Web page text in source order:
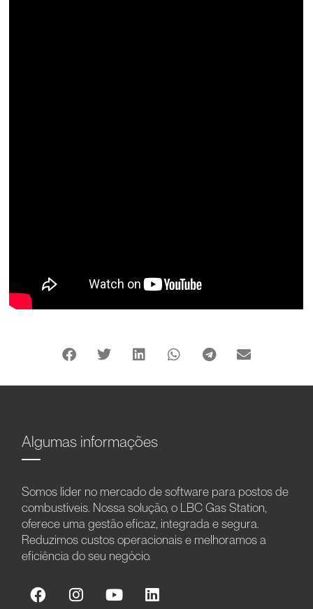
Algumas informações
Somos líder no mercado de software para postos de
combustíveis. Nossa solução, o LBC Gas Station,
oferece uma gestão eficaz, integrada e segura.
Reduzimos custos operacionais e melhoramos a
eficiência do seu negócio.